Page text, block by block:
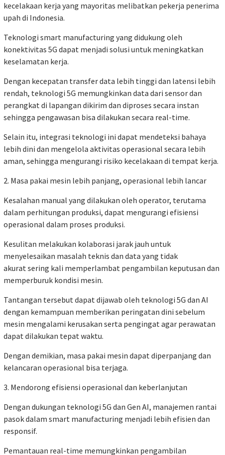
kecelakaan kerja yang mayoritas melibatkan pekerja penerima
upah di Indonesia.
Teknologi smart manufacturing yang didukung oleh
konektivitas 5G dapat menjadi solusi untuk meningkatkan
keselamatan kerja.
Dengan kecepatan transfer data lebih tinggi dan latensi lebih
rendah, teknologi 5G memungkinkan data dari sensor dan
perangkat di lapangan dikirim dan diproses secara instan
sehingga pengawasan bisa dilakukan secara real-time.
Selain itu, integrasi teknologi ini dapat mendeteksi bahaya
lebih dini dan mengelola aktivitas operasional secara lebih
aman, sehingga mengurangi risiko kecelakaan di tempat kerja.
2. Masa pakai mesin lebih panjang, operasional lebih lancar
Kesalahan manual yang dilakukan oleh operator, terutama
dalam perhitungan produksi, dapat mengurangi efisiensi
operasional dalam proses produksi.
Kesulitan melakukan kolaborasi jarak jauh untuk
menyelesaikan masalah teknis dan data yang tidak
akurat sering kali memperlambat pengambilan keputusan dan
memperburuk kondisi mesin.
Tantangan tersebut dapat dijawab oleh teknologi 5G dan AI
dengan kemampuan memberikan peringatan dini sebelum
mesin mengalami kerusakan serta pengingat agar perawatan
dapat dilakukan tepat waktu.
Dengan demikian, masa pakai mesin dapat diperpanjang dan
kelancaran operasional bisa terjaga.
3. Mendorong efisiensi operasional dan keberlanjutan
Dengan dukungan teknologi 5G dan Gen AI, manajemen rantai
pasok dalam smart manufacturing menjadi lebih efisien dan
responsif.
Pemantauan real-time memungkinkan pengambilan